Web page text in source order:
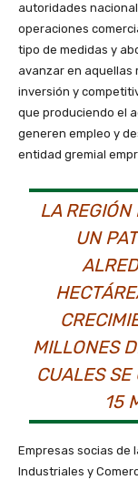
autoridades
operaciones
tipo de medidas y
avanzar en aquellas
inversión y
que produciendo el
generen empleo y
entidad gremial
LA REGIÓN
UN
MILLONES
CUALES SE
15
Empresas socias de
Industriales y